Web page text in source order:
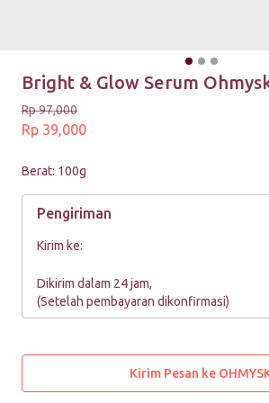
Bright & Glow Serum
Rp 97,000
Rp 39,000
Berat: 100g
Pengiriman
Kirim ke:
Dikirim dalam 24 jam,
(Setelah pembayaran dikonfirmasi)
Kirim Pesan ke